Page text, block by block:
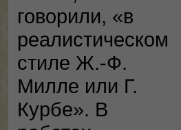
говорили, «в
реалистическом
стиле Ж.-Ф.
Милле или Г.
Курбе». В